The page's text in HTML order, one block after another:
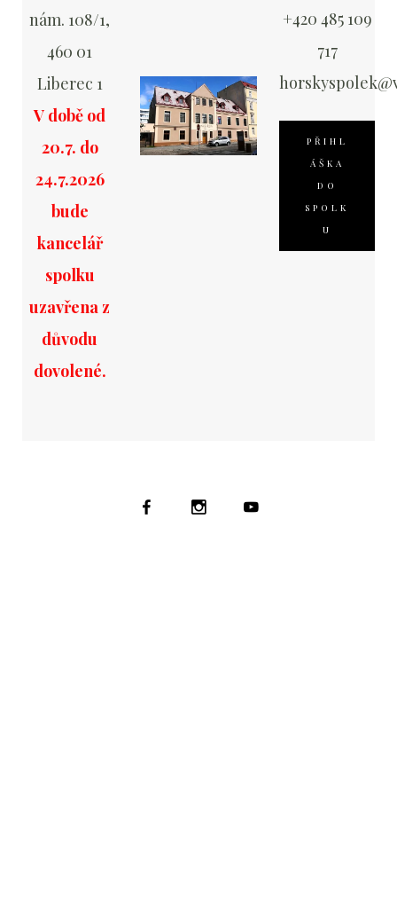
nám. 108/1,
460 01
Liberec 1
V době od
20.7. do
24.7.2026
bude
kancelář
spolku
uzavřena z
důvodu
dovolené.
+420 485 109
717
PŘIHL
ÁŠKA
DO
SPOLK
U